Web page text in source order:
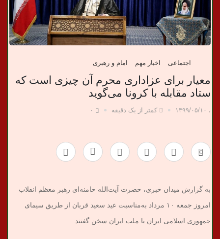
خ
ب
ی
اجتماعی اخبار مهم امام و رهبری
معیار برای عزاداری محرم آن چیزی است که
ستاد مقابله با کرونا می‌گوید
، ۱۳۹۹/۰۵/۱۰ کمتر از یک دقیقه ۰
0
به گزارش میدان خبری، حضرت آیت‌الله خامنه‌ای رهبر معظم انقلاب
امروز جمعه ۱۰ مرداد به‌مناسبت عید سعید قربان از طریق سیمای
جمهوری اسلامی ایران با ملت ایران سخن گفتند.